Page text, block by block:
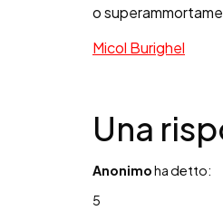
o
Micol Burighel
Una
Anonimoha detto:
5